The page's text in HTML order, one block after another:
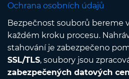
Ochrana osobních údajů
Bezpečnost souborů bereme
každém kroku procesu.
stahování je zabezpečeno
SSL/TLS, soubory jsou
zabezpečených datových